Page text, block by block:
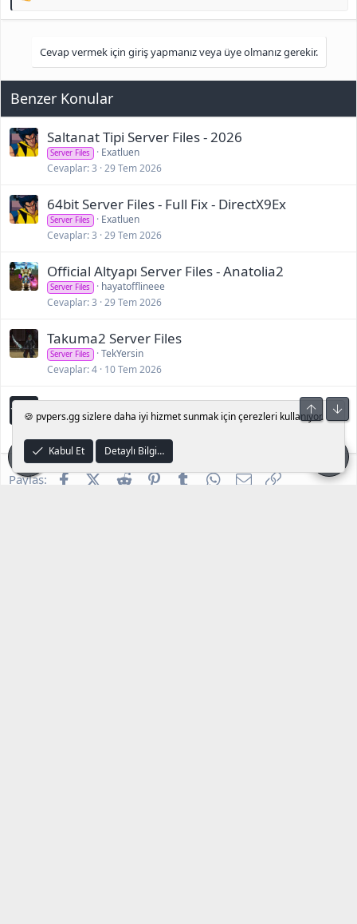
<b>[Gizli içerik]</b>
id: root
pass: admin
Navicat (MariaDB)
id: admin
Game users
id: admin pass: admin
id: admin2 pass: admin
id: admin3 pass: admin
id: admin4 pass: admin
id: admin5 pass: admin
İndir
<b>[Gizli içerik]</b>
p
e
r
:
Cevap vermek için giriş yapmanız veya üye olmanız gerekir.
Benzer Konular
Saltanat Tipi Server Files - 2026
Server Files
Exatluen
Cevaplar 3 29 Tem 2026
64bit Server Files - Full Fix - DirectX9Ex
Server Files
Exatluen
Cevaplar 3 29 Tem 2026
Official Altyapı Server Files - Anatolia2
Server Files
hayatofflineee
Cevaplar 3 29 Tem 2026
Takuma2 Server Files
Server Files
TekYersin
Cevaplar 4 10 Tem 2026
Mt2009 Server Files
Server Files
oXoloria
Cevaplar 5 5 Haz 2026
Paylaş: FacebookX (Twitter)
RedditPinterestTumblrWhatsApp
E-postaLink
🍪 pvpers.gg sizlere daha iyi hizmet sunmak için çerezleri kullanıyor.
Kabul Et Detaylı Bilgi…
Üst Alt